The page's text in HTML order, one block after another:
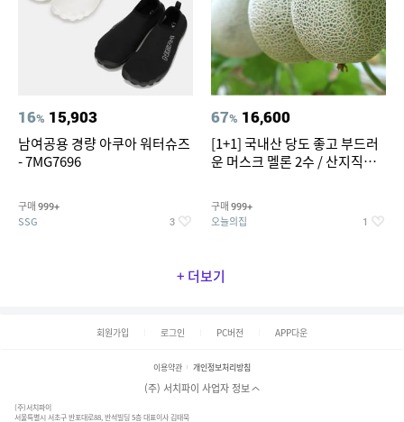
16% 15,903
남여공용 경량 아쿠아 워터슈즈
- 7MG7696
구매 999+
SSG 3
67% 16,600
[1+1] 국내산 당도 좋고 부드러
운 머스크 멜론 2수 / 산지직송 x
구매 999+
오늘의집 1
+ 더보기
회원가입 로그인 PC버전 APP다운
이용약관 개인정보처리방침
(주) 서치파이 사업자 정보
(주)서치파이
서울특별시 서초구 반포대로88, 반석빌딩 5층 대표이사 김태묵